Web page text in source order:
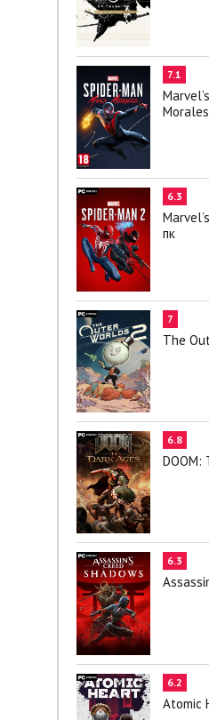
7.1
6.3
пк
7
The
6.8
DOOM:
6.3
6.2
Atomic